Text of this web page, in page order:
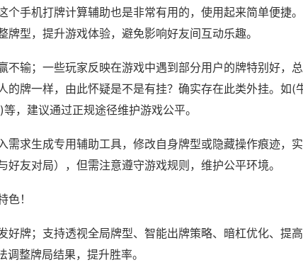
个手机打牌计算辅助也是非常有用的，使用起来简单便捷
牌型，提升游戏体验，避免影响好友间互动乐趣。
不输；一些玩家反映在游戏中遇到部分用户的牌特别好，
的牌一样，由此怀疑是不是有挂？确实存在此类外挂。如(
，建议通过正规途径维护游戏公平。
需求生成专用辅助工具，修改自身牌型或隐藏操作痕迹，
好友对局），但需注意遵守游戏规则，维护公平环境。
！
好牌；支持透视全局牌型、智能出牌策略、暗杠优化、提
整牌局结果，提升胜率。